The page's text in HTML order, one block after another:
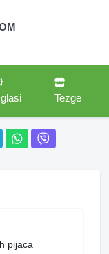
Tezge
pijaca